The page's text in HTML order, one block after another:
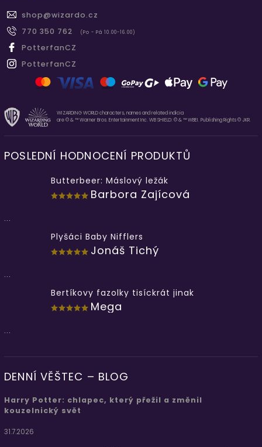
shop@wizardo.cz
770 350 762
(Po - Pá 10.00-16.00)
PotterfanCZ
PotterfanCZ
WIZARDING WORLD characters, names and related indicia
are © & ™ Warner Bros. Entertainment Inc. WB SHIELD: © & ™ WBEI. Publishing Rights © JKR.
POSLEDNÍ HODNOCENÍ PRODUKTŮ
Butterbeer: Máslový ležák
Barbora Zajícová
...
Plyšáci Baby Nifflers
Jonáš Tichý
...
Bertíkovy fazolky tisíckrát jinak
Mega
...
DENNÍ VĚŠTEC – BLOG
Harry Potter: chlapec, který přežil a změnil
kouzelnický svět
31.7.2026